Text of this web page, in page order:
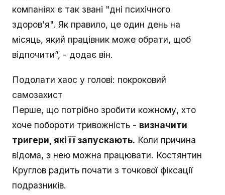
компаніях є так звані "дні психічного
здоров’я". Як правило, це один день на
місяць, який працівник може обрати, щоб
відпочити”, - додає він.
Подолати хаос у голові: покроковий
самозахист
Перше, що потрібно зробити кожному, хто
хоче побороти тривожність - визначити
тригери, які її запускають. Коли причина
відома, з нею можна працювати. Костянтин
Круглов радить почати з точкової фіксації
подразників.